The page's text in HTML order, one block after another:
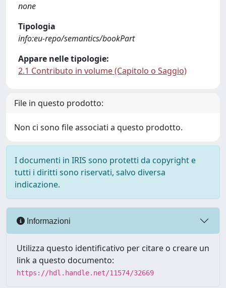
none
Tipologia
info:eu-repo/semantics/bookPart
Appare nelle tipologie:
2.1 Contributo in volume (Capitolo o Saggio)
File in questo prodotto:
Non ci sono file associati a questo prodotto.
I documenti in IRIS sono protetti da copyright e
tutti i diritti sono riservati, salvo diversa
indicazione.
Informazioni
Utilizza questo identificativo per citare o creare un
link a questo documento:
https://hdl.handle.net/11574/32669